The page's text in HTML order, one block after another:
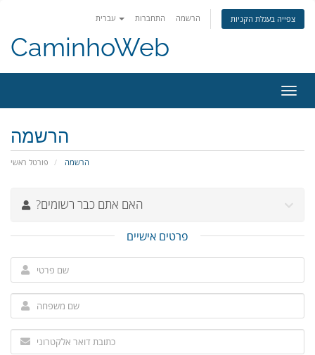
התחברות הרשמה צפייה בעגלת הקניות
CaminhoWeb
ניווט
הרשמה
פורטל ראשי הרשמה
?האם אתם כבר רשומים
פרטים אישיים